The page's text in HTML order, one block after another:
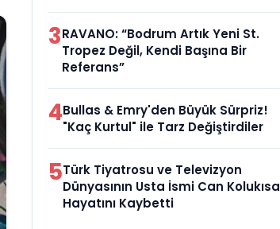
3RAVANO: “Bodrum Artık Yeni St.
Tropez Değil, Kendi Başına Bir
Referans”
4Bullas & Emry'den Büyük Sürpriz!
"Kaç Kurtul" ile Tarz Değiştirdiler
5Türk Tiyatrosu ve Televizyon
Dünyasının Usta İsmi Can Kolukısa
Hayatını Kaybetti